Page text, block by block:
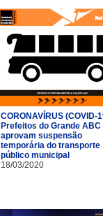
CORONAVÍRUS (COVID-
Prefeitos do Grande ABC
aprovam suspensão
temporária do transporte
público municipal
18/03/2020